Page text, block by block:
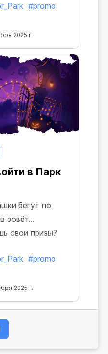
#promo
2025 г.
в Парк
бегут по
зовёт…
свои призы?
#promo
2025 г.